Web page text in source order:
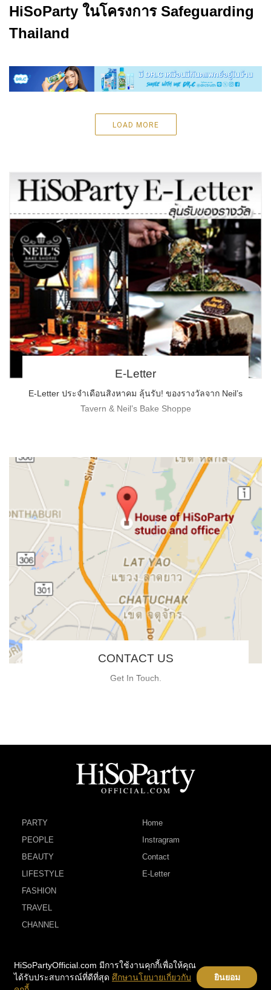
HiSoParty ในโครงการ Safeguarding
Thailand
LOAD MORE
E-Letter
E-Letter ประจำเดือนสิงหาคม ลุ้นรับ! ของรางวัลจาก Neil’s
Tavern & Neil’s Bake Shoppe
CONTACT US
Get In Touch.
PARTY
PEOPLE
BEAUTY
LIFESTYLE
FASHION
TRAVEL
CHANNEL
Home
Instragram
Contact
E-Letter
HiSoPartyOfficial.com มีการใช้งานคุกกี้เพื่อให้คุณ
ได้รับประสบการณ์ที่ดีที่สุด ศึกษานโยบายเกี่ยวกับ
ยินยอม